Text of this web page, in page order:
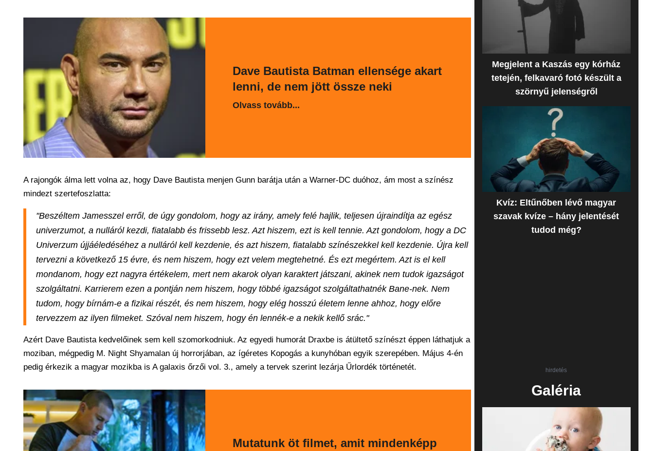
Dave Bautista Batman ellensége akart
lenni, de nem jött össze neki
Olvass tovább...
A rajongók álma lett volna az, hogy Dave Bautista menjen Gunn barátja után a Warner-DC duóhoz, ám most a színész
mindezt szertefoszlatta:
"Beszéltem Jamesszel erről, de úgy gondolom, hogy az irány, amely felé hajlik, teljesen újraindítja az egész
univerzumot, a nulláról kezdi, fiatalabb és frissebb lesz. Azt hiszem, ezt is kell tennie. Azt gondolom, hogy a DC
Univerzum újjáéledéséhez a nulláról kell kezdenie, és azt hiszem, fiatalabb színészekkel kell kezdenie. Újra kell
tervezni a következő 15 évre, és nem hiszem, hogy ezt velem megtehetné. És ezt megértem. Azt is el kell
mondanom, hogy ezt nagyra értékelem, mert nem akarok olyan karaktert játszani, akinek nem tudok igazságot
szolgáltatni. Karrierem ezen a pontján nem hiszem, hogy többé igazságot szolgáltathatnék Bane-nek. Nem
tudom, hogy bírnám-e a fizikai részét, és nem hiszem, hogy elég hosszú életem lenne ahhoz, hogy előre
tervezzem az ilyen filmeket. Szóval nem hiszem, hogy én lennék-e a nekik kellő srác."
Azért Dave Bautista kedvelőinek sem kell szomorkodniuk. Az egyedi humorát Draxbe is átültető színészt éppen láthatjuk a
moziban, mégpedig M. Night Shyamalan új horrorjában, az ígéretes Kopogás a kunyhóban egyik szerepében. Május 4-én
pedig érkezik a magyar mozikba is A galaxis őrzői vol. 3., amely a tervek szerint lezárja Űrlordék történetét.
Mutatunk öt filmet, amit mindenképp
Megjelent a Kaszás egy kórház
tetején, felkavaró fotó készült a
szörnyű jelenségről
Kvíz: Eltűnőben lévő magyar
szavak kvíze – hány jelentését
tudod még?
hirdetés
Galéria